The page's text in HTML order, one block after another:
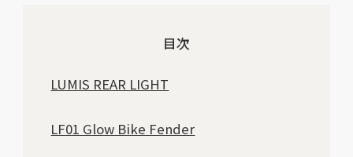
目次
LUMIS REAR LIGHT
LF01 Glow Bike Fender